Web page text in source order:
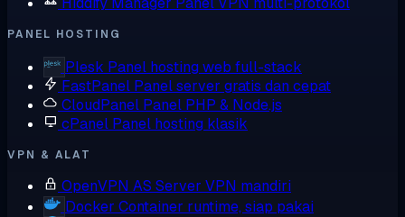
PANEL HOSTING
Plesk Panel hosting web full-stack
FastPanel Panel server gratis dan cepat
CloudPanel Panel PHP & Node.js
cPanel Panel hosting klasik
VPN & ALAT
OpenVPN AS Server VPN mandiri
Docker Container runtime, siap pakai